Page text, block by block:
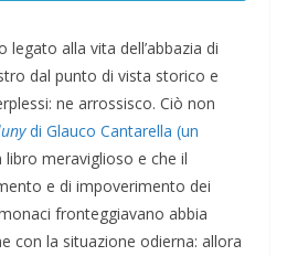
alla vita dell’abbazia di
dal punto di vista storico e
ne arrossisco. Ciò non
di Glauco Cantarella (un
libro meraviglioso e che il
e di impoverimento dei
fronteggiavano abbia
con la situazione odierna: allora